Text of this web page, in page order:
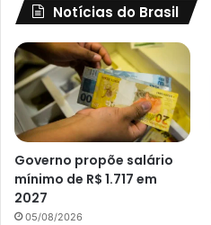
Notícias do Brasil
Governo propõe salário
mínimo de R$ 1.717 em
2027
05/08/2026